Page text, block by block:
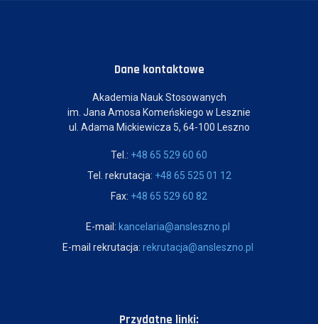
Dane kontaktowe
Akademia Nauk Stosowanych
im. Jana Amosa Komeńskiego w Lesznie
ul. Adama Mickiewicza 5, 64-100 Leszno
Tel.: +48 65 529 60 60
Tel. rekrutacja: +48 65 525 01 12
Fax: +48 65 529 60 82
E-mail: kancelaria@ansleszno.pl
E-mail rekrutacja: rekrutacja@ansleszno.pl
Przydatne linki: